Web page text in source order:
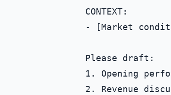
CONTEXT:
- [Market
Please draft:
1. Opening
2. Revenue